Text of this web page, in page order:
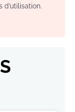
d’utilisation.